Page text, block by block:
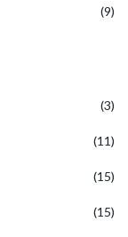
(9)
(3)
(11)
(15)
(15)